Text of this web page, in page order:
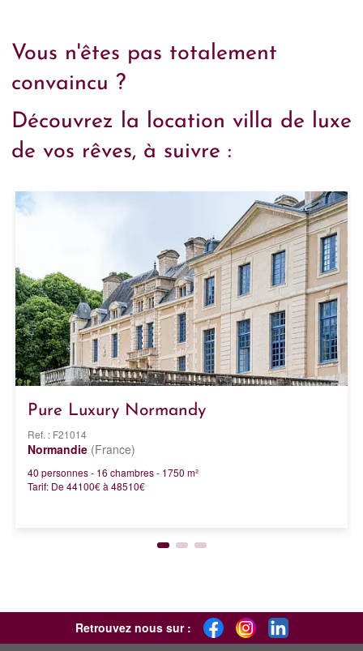
Vous n'êtes pas totalement
convaincu ?
Découvrez la location villa de luxe
de vos rêves, à suivre :
Pure Luxury Normandy
Ref. : F21014
Normandie (France)
40 personnes - 16 chambres - 1750 m²
Tarif: De 44100€ à 48510€
Retrouvez nous sur :